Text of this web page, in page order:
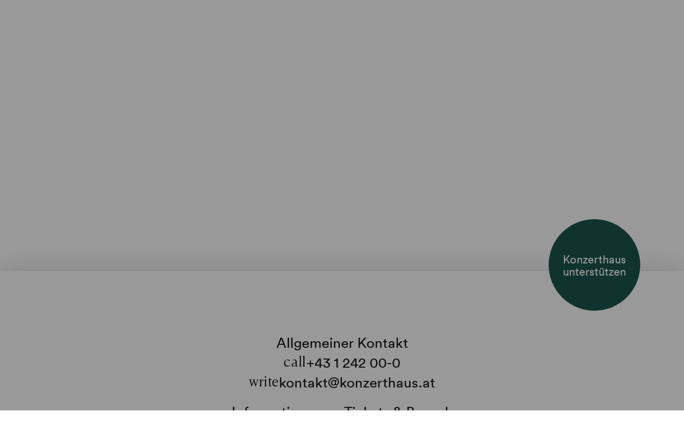
Konzerthaus
unterstützen
Allgemeiner Kontakt
call+43 1 242 00-0
writekontakt@konzerthaus.at
Informationen zu Tickets & Besuch